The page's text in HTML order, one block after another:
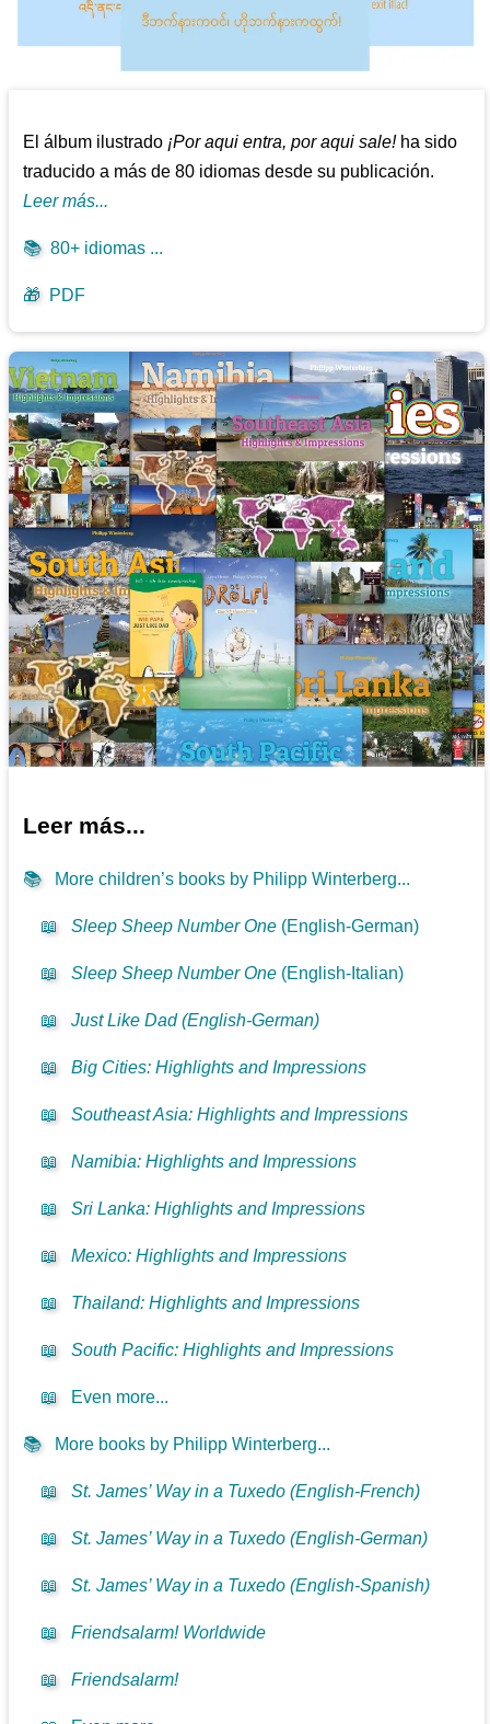
El álbum ilustrado ¡Por aqui entra, por aqui sale!ha sido
traducido a más de 80 idiomas desde su publicación.
Leer más...
📚 80+ idiomas ...
🎁 PDF
Leer más...
📚 More children’s books by Philipp Winterberg...
📖 Sleep Sheep Number One (English-German)
📖 Sleep Sheep Number One (English-Italian)
📖 Just Like Dad (English-German)
📖 Big Cities: Highlights and Impressions
📖 Southeast Asia: Highlights and Impressions
📖 Namibia: Highlights and Impressions
📖 Sri Lanka: Highlights and Impressions
📖 Mexico: Highlights and Impressions
📖 Thailand: Highlights and Impressions
📖 South Pacific: Highlights and Impressions
📖 Even more...
📚 More books by Philipp Winterberg...
📖 St. James’ Way in a Tuxedo (English-French)
📖 St. James’ Way in a Tuxedo (English-German)
📖 St. James’ Way in a Tuxedo (English-Spanish)
📖 Friendsalarm! Worldwide
📖 Friendsalarm!